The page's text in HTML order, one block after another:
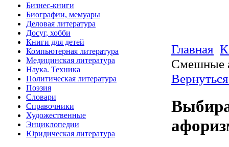
Бизнес-книги
Биографии, мемуары
Деловая литература
Досуг, хобби
Книги для детей
Компьютерная литература
Медицинская литература
Наука. Техника
Политическая литература
Поэзия
Словари
Справочники
Художественные
Энциклопедии
Юридическая литература
Главная
Смешные